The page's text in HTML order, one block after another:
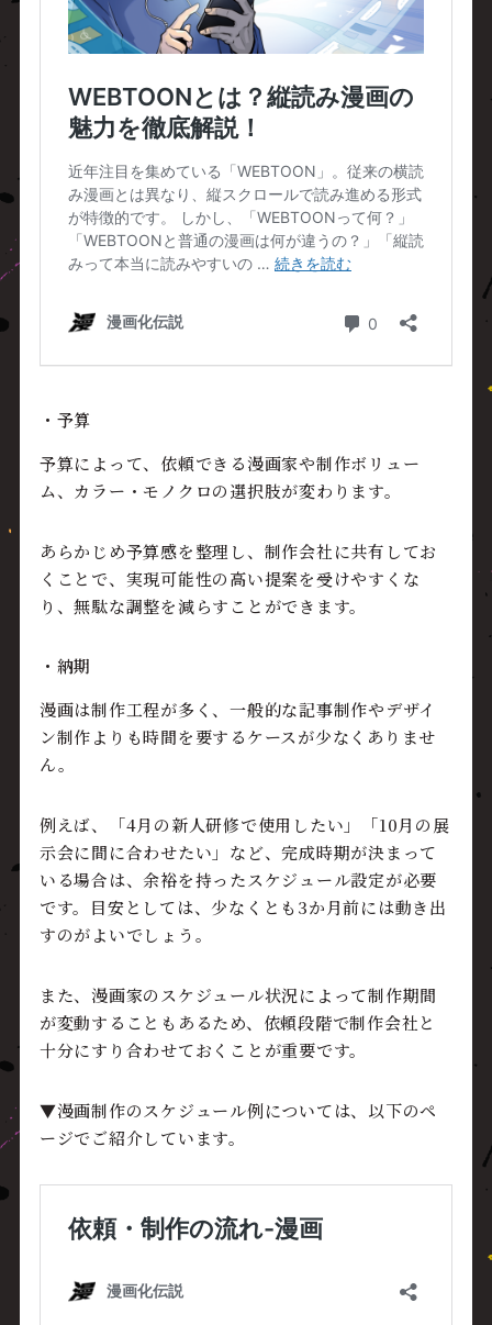
・予算
予算によって、依頼できる漫画家や制作ボリュー
ム、カラー・モノクロの選択肢が変わります。
あらかじめ予算感を整理し、制作会社に共有してお
くことで、実現可能性の高い提案を受けやすくな
り、無駄な調整を減らすことができます。
・納期
漫画は制作工程が多く、一般的な記事制作やデザイ
ン制作よりも時間を要するケースが少なくありませ
ん。
例えば、「4月の新人研修で使用したい」「10月の展
示会に間に合わせたい」など、完成時期が決まって
いる場合は、余裕を持ったスケジュール設定が必要
です。目安としては、少なくとも3か月前には動き出
すのがよいでしょう。
また、漫画家のスケジュール状況によって制作期間
が変動することもあるため、依頼段階で制作会社と
十分にすり合わせておくことが重要です。
▼漫画制作のスケジュール例については、以下のペ
ージでご紹介しています。